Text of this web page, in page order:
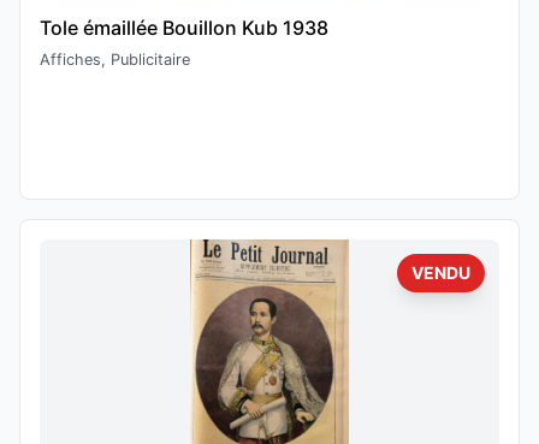
Tole émaillée Bouillon Kub 1938
Affiches, Publicitaire
VENDU